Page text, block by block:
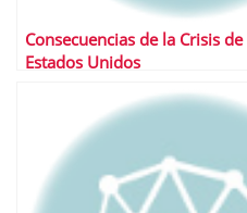
Consecuencias de la Crisis
Estados Unidos